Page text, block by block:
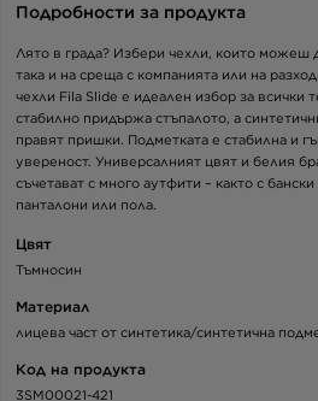
Подробности за продукта
Лято в града? Избери чехли, които можеш
така и на среща с компанията или на
чехли Fila Slide е идеален избор за всички
стабилно придържа стъпалото, а
правят пришки. Подметката е стабилна и
увереност. Универсалният цвят и белия
съчетават с много аутфити – както с
панталони или пола.
Цвят
Тъмносин
Материал
лицева част от синтетика/синтетична
Код на продукта
3SM00021-421